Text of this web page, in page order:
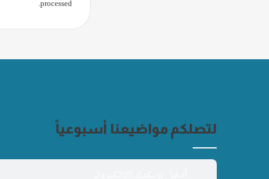
processed
.
لتصلكم مواضيعنا أسبوعياً